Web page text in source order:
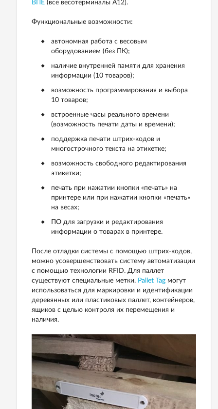
ВПЕ (все весотерминалы А12).
Функциональные возможности:
автономная работа с весовым
оборудованием (без ПК);
наличие внутренней памяти для хранения
информации (10 товаров);
возможность программирования и выбора
10 товаров;
встроенные часы реального времени
(возможность печати даты и времени);
поддержка печати штрих-кодов и
многострочного текста на этикетке;
возможность свободного редактирования
этикетки;
печать при нажатии кнопки «печать» на
принтере или при нажатии кнопки «печать»
на весах;
ПО для загрузки и редактирования
информации о товарах в принтере.
После отладки системы с помощью штрих-кодов,
можно усовершенствовать систему автоматизации
с помощью технологии RFID. Для паллет
существуют специальные метки. Pallet Tag могут
использоваться для маркировки и идентификации
деревянных или пластиковых паллет, контейнеров,
ящиков с целью контроля их перемещения и
наличия.